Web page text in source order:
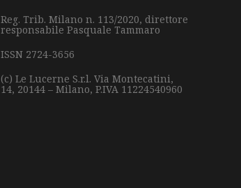
Reg. Trib. Milano n. 113/2020, direttore
responsabile Pasquale Tammaro
ISSN 2724-3656
(c) Le Lucerne S.r.l. Via Montecatini,
14, 20144 – Milano, P.IVA 11224540960